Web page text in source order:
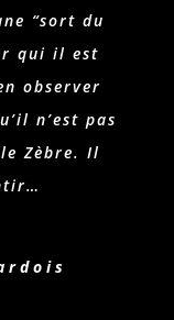
“sort du
qui il est
observer
n’est pas
Zèbre. Il